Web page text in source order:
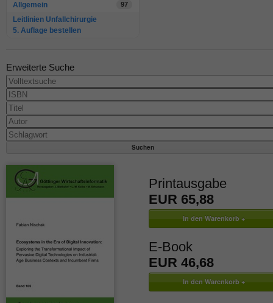
Allgemein 97
Leitlinien Unfallchirurgie
5. Auflage bestellen
Erweiterte Suche
Printausgabe
EUR 65,88
E-Book
EUR 46,68